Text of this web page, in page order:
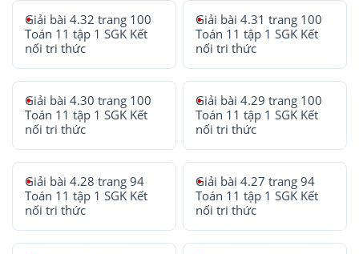
Giải bài 4.32 trang 100
Toán 11 tập 1 SGK Kết
nối tri thức
Giải bài 4.31 trang 100
Toán 11 tập 1 SGK Kết
nối tri thức
Giải bài 4.30 trang 100
Toán 11 tập 1 SGK Kết
nối tri thức
Giải bài 4.29 trang 100
Toán 11 tập 1 SGK Kết
nối tri thức
Giải bài 4.28 trang 94
Toán 11 tập 1 SGK Kết
nối tri thức
Giải bài 4.27 trang 94
Toán 11 tập 1 SGK Kết
nối tri thức